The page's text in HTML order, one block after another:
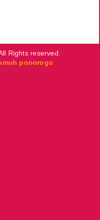
Rights reserved.
ponorogo